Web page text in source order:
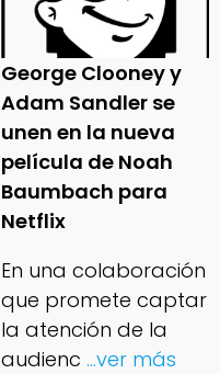
George Clooney y
Adam Sandler se
unen en la nueva
película de Noah
Baumbach para
Netflix
En una colaboración
que promete captar
la atención de la
audienc ...ver más